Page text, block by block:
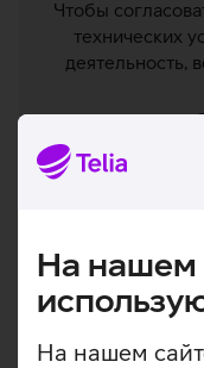
На нашем
На нашем
Чтобы
технических
деятельность,
Заказ